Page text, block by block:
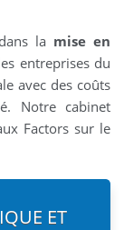
la mise en
entreprises du
avec des coûts
Notre cabinet
Factors sur le
ET